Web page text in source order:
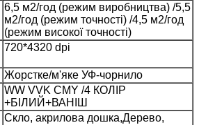
6,5 м2/год (режим виробництва) /5,5
м2/год (режим точності) /4,5 м2/год
(режим високої точності)
720*4320 dpi
Жорстке/м'яке УФ-чорнило
WW VVK CMY /4 КОЛІР
+БІЛИЙ+ВАНІШ
Скло, акрилова дошка,Дерево,